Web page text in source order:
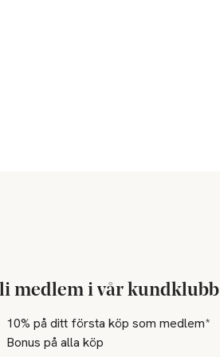
medlem i vår kundklubb
10% på ditt första köp som medlem*
Bonus på alla köp